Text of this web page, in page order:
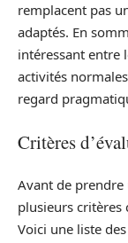
remplacent pas
adaptés. En
intéressant entre
activités
regard
Critères
Avant de prendre
plusieurs critères
Voici une liste